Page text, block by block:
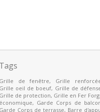
Tags
Grille de fenêtre, Grille
Grille oeil de boeuf, Grille de
Grille de protection, Grille en Fer
économique, Garde Corps de
Garde Corps de terrasse, Barre